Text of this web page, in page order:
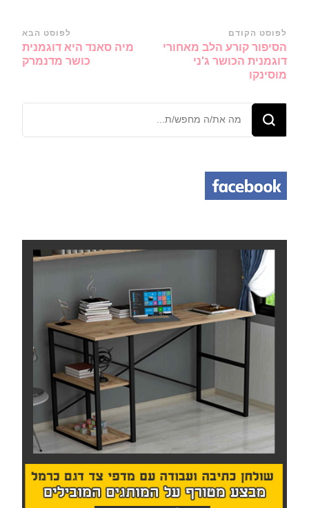
ניווט
ברשומות
לפוסט הקודם
הסיפור קורע הלב מאחורי
דוגמנית הכושר ג'ני
מוסינקו
לפוסט הבא
מיה סאנד היא דוגמנית
כושר מדנמרק
מחפש/ת
משהו?